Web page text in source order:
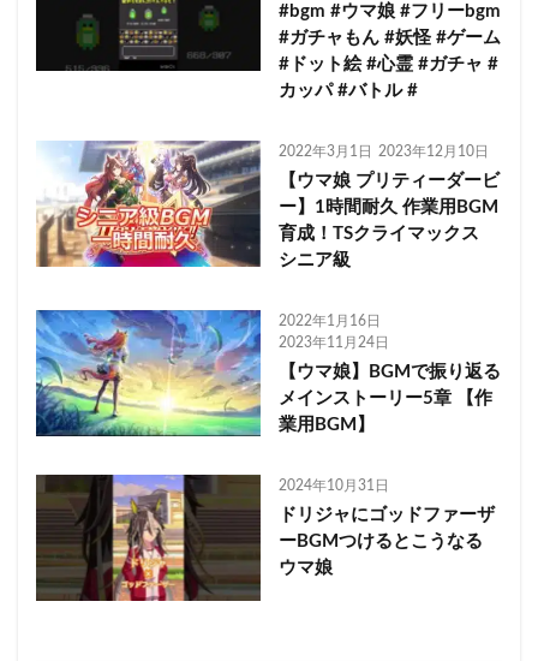
#bgm #ウマ娘 #フリーbgm
#ガチャもん #妖怪 #ゲーム
#ドット絵 #心霊 #ガチャ #
カッパ #バトル #
2022年3月1日 2023年12月10日
【ウマ娘 プリティーダービ
ー】1時間耐久 作業用BGM
育成！TSクライマックス
シニア級
2022年1月16日
2023年11月24日
【ウマ娘】BGMで振り返る
メインストーリー5章 【作
業用BGM】
2024年10月31日
ドリジャにゴッドファーザ
ーBGMつけるとこうなる
ウマ娘